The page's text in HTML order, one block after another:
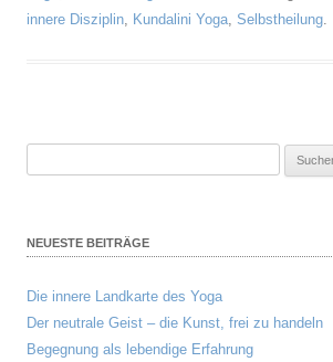
innere Disziplin, Kundalini Yoga, Selbstheilung.
NEUESTE BEITRÄGE
Die innere Landkarte des Yoga
Der neutrale Geist – die Kunst, frei zu handeln
Begegnung als lebendige Erfahrung